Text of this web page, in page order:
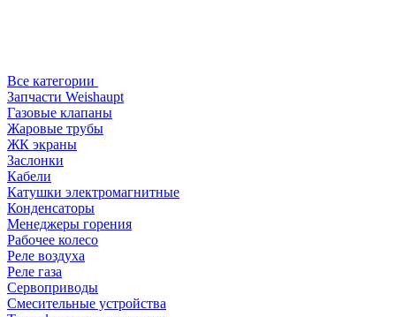
Все категории
Запчасти Weishaupt
Газовые клапаны
Жаровые трубы
ЖК экраны
Заслонки
Кабели
Катушки электромагнитные
Конденсаторы
Менеджеры горения
Рабочее колесо
Реле воздухa
Реле газа
Сервоприводы
Смесительные устройства